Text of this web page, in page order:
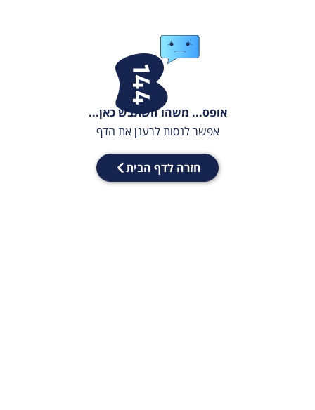
אופס... משהו השתבש כאן...
אפשר לנסות לרענן את הדף
חזרה לדף הבית